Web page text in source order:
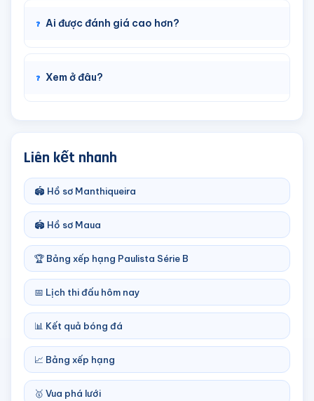
Ai được đánh giá cao hơn?
Xem ở đâu?
Liên kết nhanh
🏟️ Hồ sơ Manthiqueira
🏟️ Hồ sơ Maua
🏆 Bảng xếp hạng Paulista Série B
📅 Lịch thi đấu hôm nay
📊 Kết quả bóng đá
📈 Bảng xếp hạng
🥇 Vua phá lưới